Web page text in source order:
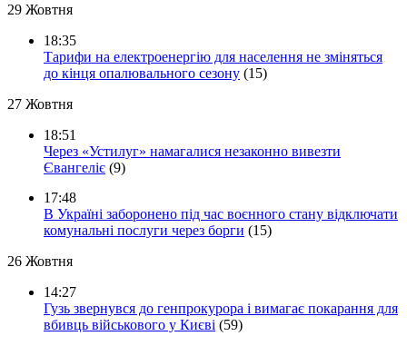
29 Жовтня
18:35
Тарифи на електроенергію для населення не зміняться
до кінця опалювального сезону (15)
27 Жовтня
18:51
Через «Устилуг» намагалися незаконно вивезти
Євангеліє (9)
17:48
В Україні заборонено під час воєнного стану відключати
комунальні послуги через борги (15)
26 Жовтня
14:27
Гузь звернувся до генпрокурора і вимагає покарання для
вбивць військового у Києві (59)